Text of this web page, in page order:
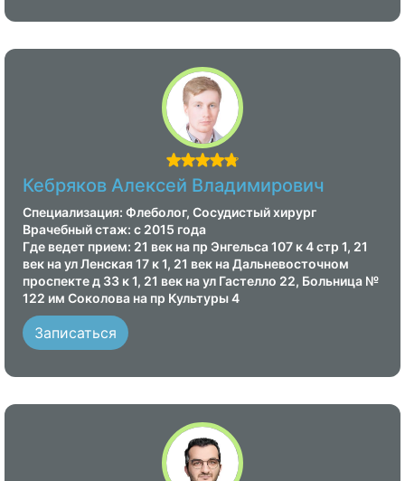
Кебряков Алексей Владимирович
Специализация: Флеболог, Сосудистый хирург
Врачебный стаж: с 2015 года
Где ведет прием: 21 век на пр Энгельса 107 к 4 стр 1, 21
век на ул Ленская 17 к 1, 21 век на Дальневосточном
проспекте д 33 к 1, 21 век на ул Гастелло 22, Больница №
122 им Соколова на пр Культуры 4
Записаться